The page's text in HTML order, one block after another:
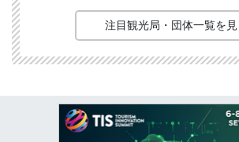
注目観光局・団体一覧を見